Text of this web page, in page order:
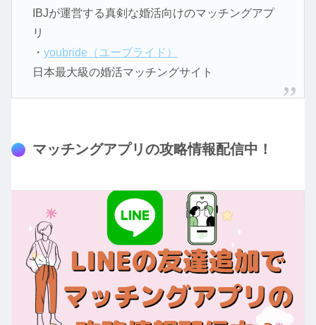
IBJが運営する真剣な婚活向けのマッチングアプ
リ
・ youbride（ユーブライド）
日本最大級の婚活マッチングサイト
マッチングアプリの攻略情報配信中！